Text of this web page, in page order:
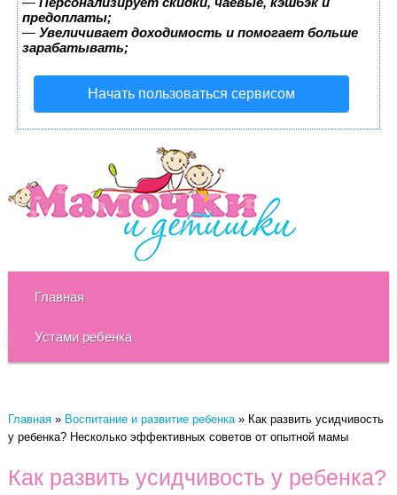
предоплаты;
— Увеличивает доходимость и помогает больше
зарабатывать;
Начать пользоваться сервисом
Главная
Устами ребенка
Главная» Воспитание и развитие ребенка» Как развить усидчивость
у ребенка? Несколько эффективных советов от опытной мамы
Как развить усидчивость у ребенка?